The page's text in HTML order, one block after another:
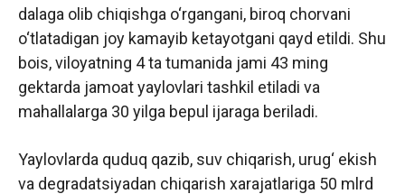
dalaga olib chiqishga o‘rgangani, biroq chorvani
o‘tlatadigan joy kamayib ketayotgani qayd etildi. Shu
bois, viloyatning 4 ta tumanida jami 43 ming
gektarda jamoat yaylovlari tashkil etiladi va
mahallalarga 30 yilga bepul ijaraga beriladi.
Yaylovlarda quduq qazib, suv chiqarish, urug‘ ekish
va degradatsiyadan chiqarish xarajatlariga 50 mlrd